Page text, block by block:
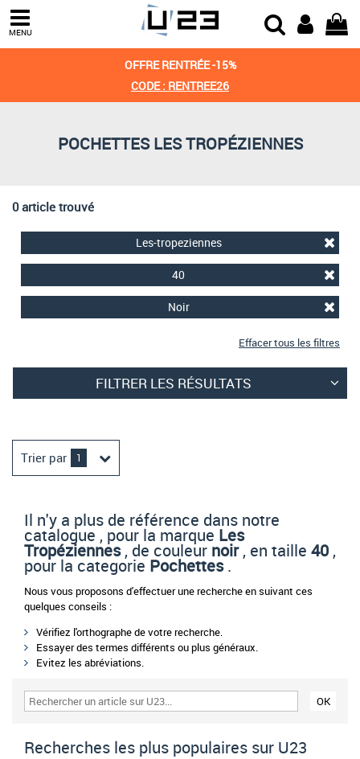
MENU
OFFRE RENTRÉE -15%
CODE : RENTREE26
POCHETTES LES TROPÉZIENNES
0 article trouvé
Les-tropeziennes
40
Noir
Effacer tous les filtres
FILTRER LES RÉSULTATS
Trier par 1
Trier par
Derniers arrivages
Meilleures remises
Il n'y a plus de référence dans notre
catalogue , pour la marque Les
Tropéziennes, de couleur noir, en taille 40 ,
pour la categorie Pochettes.
Nous vous proposons d'effectuer une recherche en suivant ces
quelques conseils :
Vérifiez l'orthographe de votre recherche.
Essayer des termes différents ou plus généraux.
Evitez les abréviations.
Recherches les plus populaires sur U23